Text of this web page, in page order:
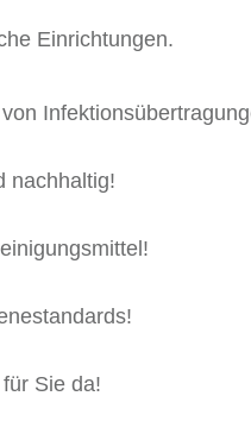
Einrichtungen.
nachhaltig!
für Sie da!